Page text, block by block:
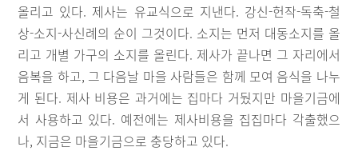
올리고 있다. 제사는 유교식으로 지낸다. 강신-헌작-독축-철
상-소지-사신례의 순이 그것이다. 소지는 먼저 대동소지를 올
리고 개별 가구의 소지를 올린다. 제사가 끝나면 그 자리에서
음복을 하고, 그 다음날 마을 사람들은 함께 모여 음식을 나누
게 된다. 제사 비용은 과거에는 집마다 거뒀지만 마을기금에
서 사용하고 있다. 예전에는 제사비용을 집집마다 각출했으
나, 지금은 마을기금으로 충당하고 있다.